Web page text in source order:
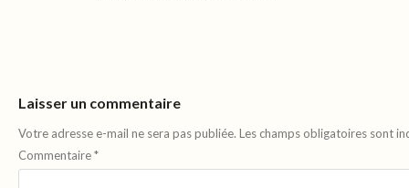
Laisser un commentaire
Votre adresse e-mail ne sera pas publiée. Les champs obligatoires sont
Commentaire*